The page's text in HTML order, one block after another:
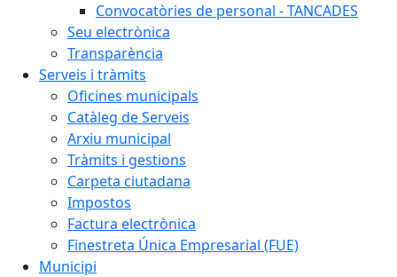
Convocatòries de personal - TANCADES
Seu electrònica
Transparència
Serveis i tràmits
Oficines municipals
Catàleg de Serveis
Arxiu municipal
Tràmits i gestions
Carpeta ciutadana
Impostos
Factura electrònica
Finestreta Única Empresarial (FUE)
Municipi